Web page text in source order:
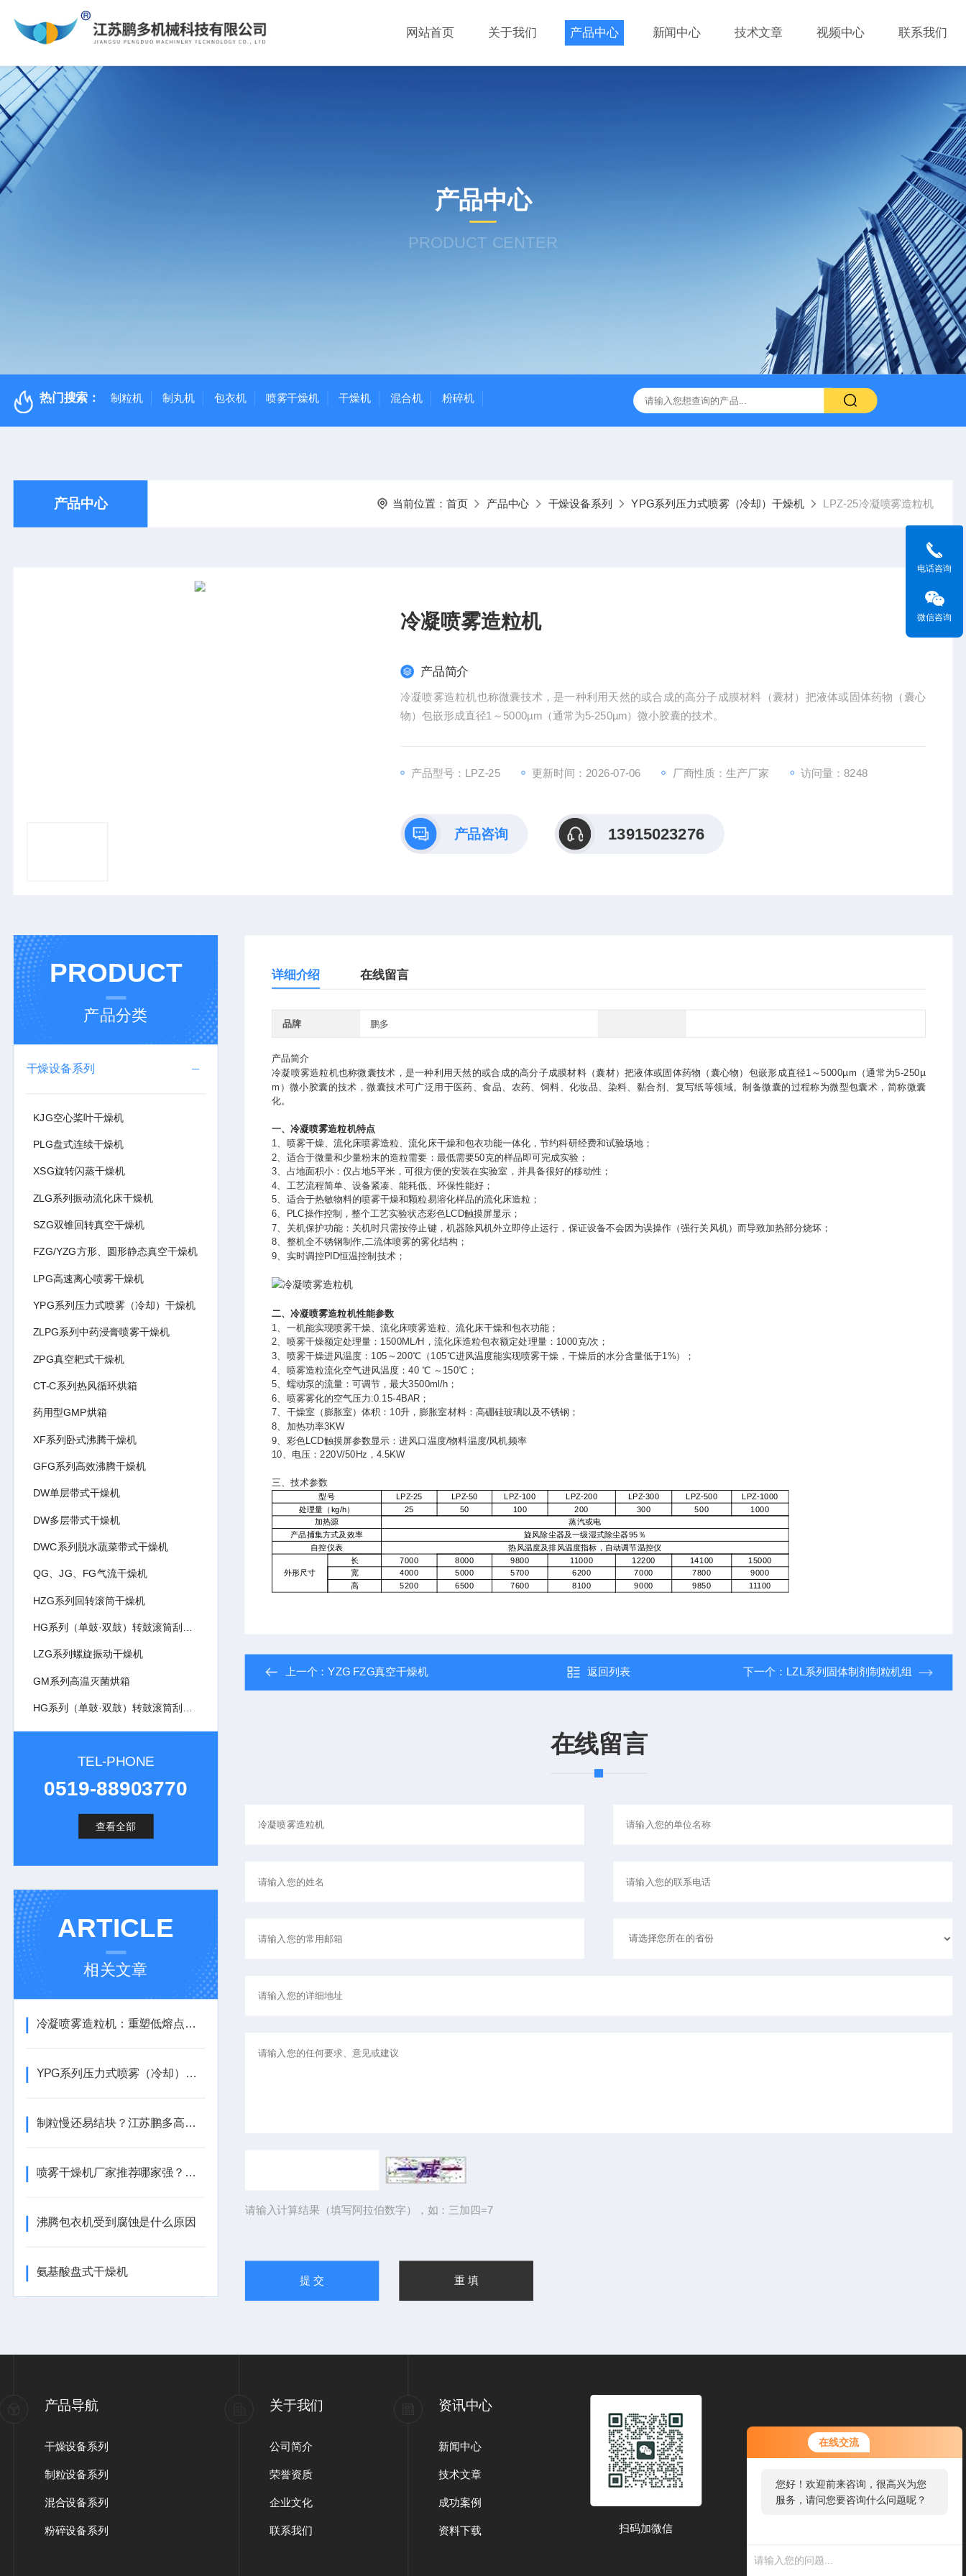
在线交流
您好！欢迎前来咨询，很高兴为您
服务，请问您要咨询什么问题呢？
网站首页 关于我们 产品中心 新闻中心 技术文章 视频中心 联系我们
产品中心
PRODUCT CENTER
热门搜索： 制粒机 制丸机 包衣机 喷雾干燥机 干燥机 混合机 粉碎机
产品中心 当前位置： 首页 产品中心 干燥设备系列 YPG系列压力式喷雾（冷却）干燥机 LPZ-25冷凝喷雾造粒机
冷凝喷雾造粒机
产品简介
冷凝喷雾造粒机也称微囊技术，是一种利用天然的或合成的高分子成膜材料（囊材）把液体或固体药物（囊心
物）包嵌形成直径1～5000µm（通常为5-250µm）微小胶囊的技术。
产品型号：LPZ-25 更新时间：2026-07-06 厂商性质：生产厂家 访问量：8248
产品咨询 13915023276
PRODUCT
产品分类
干燥设备系列
KJG空心桨叶干燥机
PLG盘式连续干燥机
XSG旋转闪蒸干燥机
ZLG系列振动流化床干燥机
SZG双锥回转真空干燥机
FZG/YZG方形、圆形静态真空干燥机
LPG高速离心喷雾干燥机
YPG系列压力式喷雾（冷却）干燥机
ZLPG系列中药浸膏喷雾干燥机
ZPG真空耙式干燥机
CT-C系列热风循环烘箱
药用型GMP烘箱
XF系列卧式沸腾干燥机
GFG系列高效沸腾干燥机
DW单层带式干燥机
DW多层带式干燥机
DWC系列脱水蔬菜带式干燥机
QG、JG、FG气流干燥机
HZG系列回转滚筒干燥机
LZG系列螺旋振动干燥机
GM系列高温灭菌烘箱
TEL-PHONE
0519-88903770
查看全部
ARTICLE
相关文章
冷凝喷雾造粒机：重塑低熔点物料的成型工艺
YPG系列压力式喷雾（冷却）干燥机
制粒慢还易结块？江苏鹏多高速混合制粒机，混合制粒一步到位，效率提 40%！
喷雾干燥机厂家推荐哪家强？江苏鹏多机械凭LPG/YPG全系列成食品化工制药优选
沸腾包衣机受到腐蚀是什么原因
氨基酸盘式干燥机
详细介绍 在线留言
品牌 鹏多
产品简介
冷凝喷雾造粒机也称微囊技术，是一种利用天然的或合成的高分子成膜材料（囊材）把液体或固体药物（囊心物）包嵌形成直径1～5000µm（通常为5-250µ
m）微小胶囊的技术，微囊技术可广泛用于医药、食品、农药、饲料、化妆品、染料、黏合剂、复写纸等领域。制备微囊的过程称为微型包囊术，简称微囊
化。
一、冷凝喷雾造粒机特点
1、喷雾干燥、流化床喷雾造粒、流化床干燥和包衣功能一体化，节约科研经费和试验场地；
2、适合于微量和少量粉末的造粒需要：最低需要50克的样品即可完成实验；
3、占地面积小：仅占地5平米，可很方便的安装在实验室，并具备很好的移动性；
4、工艺流程简单、设备紧凑、能耗低、环保性能好；
5、适合于热敏物料的喷雾干燥和颗粒易溶化样品的流化床造粒；
6、PLC操作控制，整个工艺实验状态彩色LCD触摸屏显示；
7、关机保护功能：关机时只需按停止键，机器除风机外立即停止运行，保证设备不会因为误操作（强行关风机）而导致加热部分烧坏；
8、整机全不锈钢制作,二流体喷雾的雾化结构；
9、实时调控PID恒温控制技术；
二、冷凝喷雾造粒机性能参数
1、一机能实现喷雾干燥、流化床喷雾造粒、流化床干燥和包衣功能；
2、喷雾干燥额定处理量：1500ML/H，流化床造粒包衣额定处理量：1000克/次；
3、喷雾干燥进风温度：105～200℃（105℃进风温度能实现喷雾干燥，干燥后的水分含量低于1%）；
4、喷雾造粒流化空气进风温度：40 ℃ ～150℃；
5、蠕动泵的流量：可调节，最大3500ml/h；
6、喷雾雾化的空气压力:0.15-4BAR；
7、干燥室（膨胀室）体积：10升，膨胀室材料：高硼硅玻璃以及不锈钢；
8、加热功率3KW
9、彩色LCD触摸屏参数显示：进风口温度/物料温度/风机频率
10、电压：220V/50Hz，4.5KW
三、技术参数
型号 LPZ-25 LPZ-50 LPZ-100 LPZ-200 LPZ-300 LPZ-500 LPZ-1000
处理量（kg/h） 25 50 100 200 300 500 1000
加热源
蒸汽或电
产品捕集方式及效率
旋风除尘器及一级湿式除尘器95％
自控仪表
热风温度及排风温度指标，自动调节温控仪
外形尺寸
长 7000 8000 9800 11000 12200 14100
15000
宽
4000 5000 5700 6200 7000 7800
9000
高
5200 6500 7600 8100 9000 9850 11100
上一个：YZG FZG真空干燥机 返回列表 下一个： LZL系列固体制剂制粒机组
在线留言
请输入计算结果（填写阿拉伯数字），如：三加四=7
产品导航
干燥设备系列
制粒设备系列
混合设备系列
粉碎设备系列
关于我们
公司简介
荣誉资质
企业文化
联系我们
资讯中心
新闻中心
技术文章
成功案例
资料下载 扫码加微信
电话咨询
微信咨询